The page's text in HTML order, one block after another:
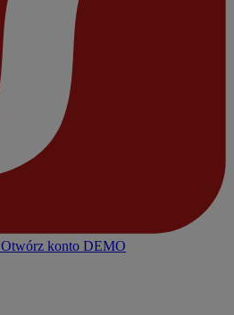
Otwórz konto DEMO